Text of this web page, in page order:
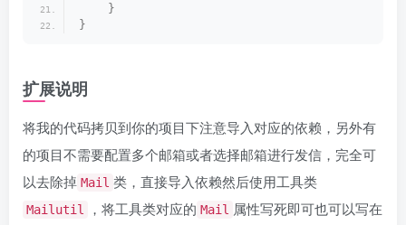
}
}
扩展说明
将我的代码拷贝到你的项目下注意导入对应的依赖，另外有
的项目不需要配置多个邮箱或者选择邮箱进行发信，完全可
以去除掉 Mail 类，直接导入依赖然后使用工具类
Mailutil ，将工具类对应的 Mail 属性写死即可也可以写在